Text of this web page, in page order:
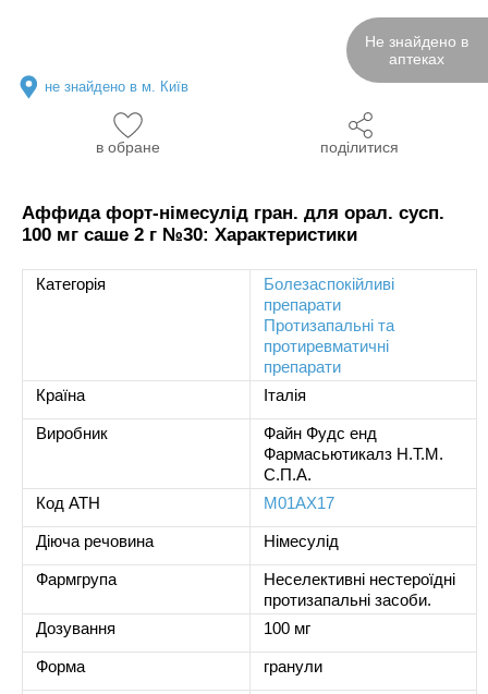
Не знайдено в
аптеках
не знайдено в м. Київ
в обране поділитися
Аффида форт-німесулід гран. для орал. сусп.
100 мг саше 2 г №30: Характеристики
Категорія
Болезаспокійливі
препарати
Протизапальні та
протиревматичні
препарати
Країна
Італія
Виробник
Файн Фудс енд
Фармасьютикалз Н.Т.М.
С.П.А.
Код ATH
M01AX17
Діюча речовина Німесулід
Фармгрупа
Неселективні нестероїдні
протизапальні засоби.
Дозування
100 мг
Форма гранули